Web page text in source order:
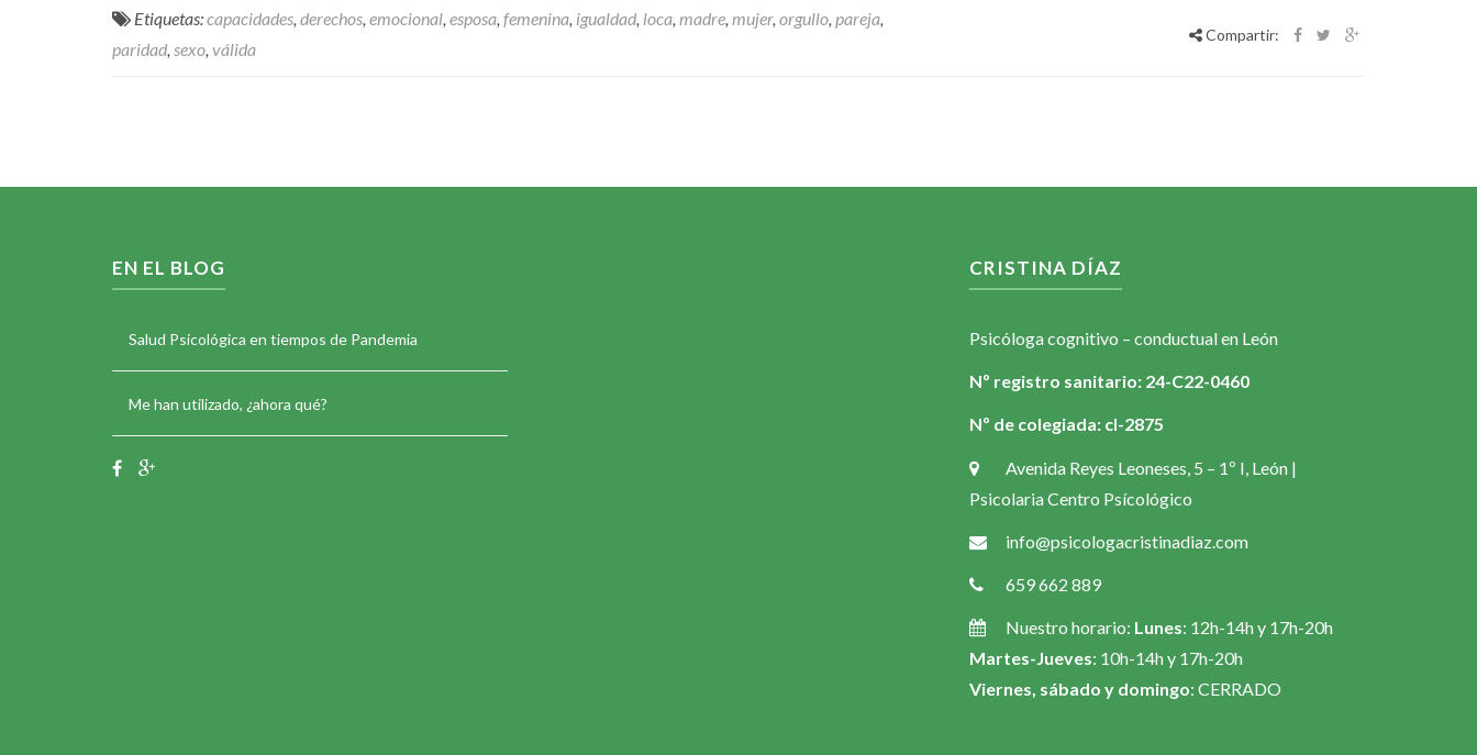
Etiquetas:capacidades, derechos, emocional, esposa, femenina, igualdad, loca, madre, mujer, orgullo, pareja,
paridad, sexo, válida
Compartir:
EN EL BLOG
Salud Psicológica en tiempos de Pandemia
Me han utilizado, ¿ahora qué?
CRISTINA DÍAZ
Psicóloga cognitivo – conductual en León
Nº registro sanitario: 24-C22-0460
Nº de colegiada: cl-2875
Avenida Reyes Leoneses, 5 – 1º I, León |
Psicolaria Centro Psícológico
info@psicologacristinadiaz.com
659 662 889
Nuestro horario: Lunes: 12h-14h y 17h-20h
Martes-Jueves: 10h-14h y 17h-20h
Viernes, sábado y domingo: CERRADO